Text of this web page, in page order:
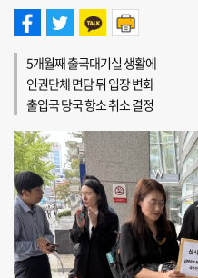
5개월째 출국대기실 생활에
인권단체 면담 뒤 입장 변화
출입국 당국 항소 취소 결정